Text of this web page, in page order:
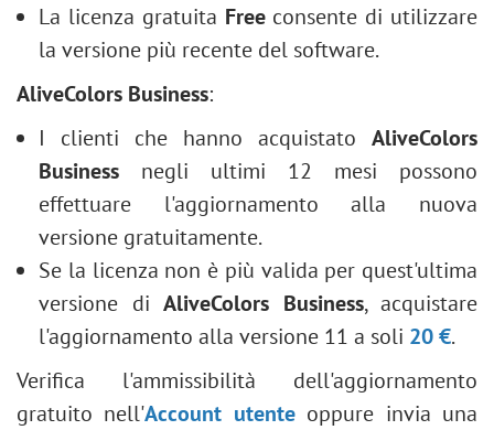
La licenza gratuita Freeconsente di utilizzare
la versione più recente del software.
AliveColors Business:
I clienti che hanno acquistato AliveColors
Business negli ultimi 12 mesi possono
effettuare l'aggiornamento alla nuova
versione gratuitamente.
Se la licenza non è più valida per quest'ultima
versione di AliveColors Business, acquistare
l'aggiornamento alla versione 11 a soli 20 €.
Verifica l'ammissibilità dell'aggiornamento
gratuito nell'Account utenteoppure invia una